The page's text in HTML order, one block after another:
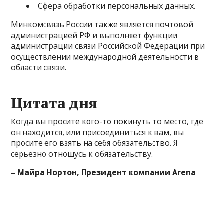
Сфера обработки персональных данных.
Минкомсвязь России также является почтовой
администрацией РФ и выполняет функции
администрации связи Российской Федерации при
осуществлении международной деятельности в
области связи.
Цитата дня
Когда вы просите кого-то покинуть то место, где
он находится, или присоединиться к вам, вы
просите его взять на себя обязательство. Я
серьезно отношусь к обязательству.
– Майра Нортон, Президент компании Arena